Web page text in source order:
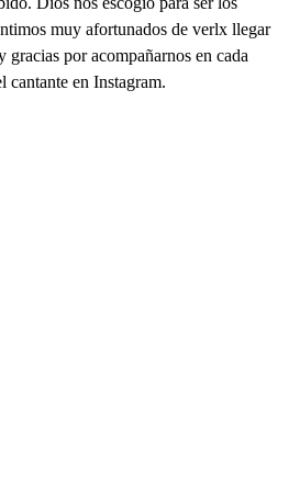
muy afortunados de verlx llegar
por acompañarnos en cada
cantante en Instagram.